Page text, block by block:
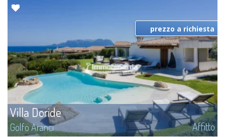
Villa Doride
Golfo Aranci Affitto
prezzo a richiesta